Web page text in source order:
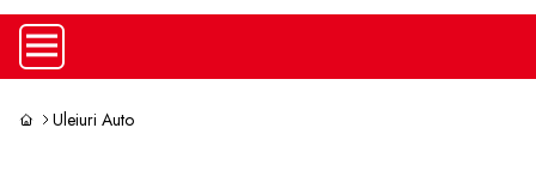
Uleiuri Auto